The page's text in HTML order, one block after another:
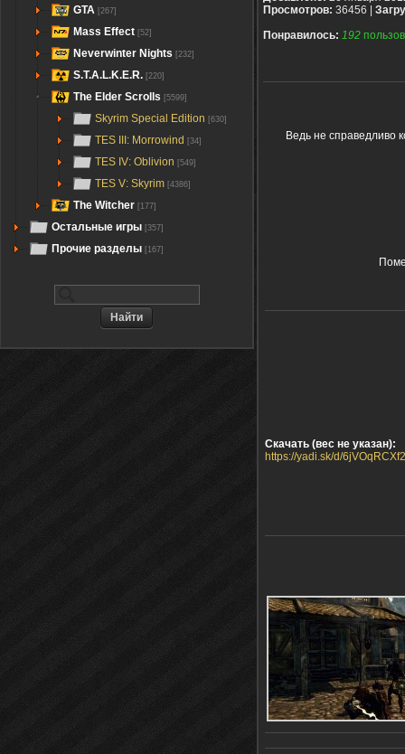
GTA [267]
Mass Effect [52]
Neverwinter Nights [232]
S.T.A.L.K.E.R. [220]
The Elder Scrolls [5599]
Skyrim Special Edition [630]
TES III: Morrowind [34]
TES IV: Oblivion [549]
TES V: Skyrim [4386]
The Witcher [177]
Остальные игры [357]
Прочие разделы [167]
Просмотров: 36456 |
Понравилось: 192
Ведь не справедливо
Скачать (вес не указан):
https://yadi.sk/d/